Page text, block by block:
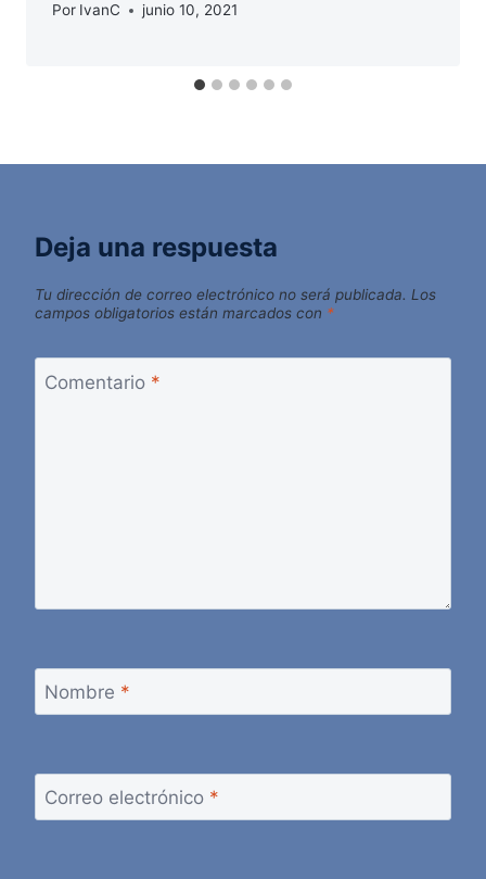
Por IvanC junio 10, 2021
Deja una respuesta
Tu dirección de correo electrónico no será publicada. Los
campos obligatorios están marcados con *
Comentario *
Nombre *
Correo electrónico *